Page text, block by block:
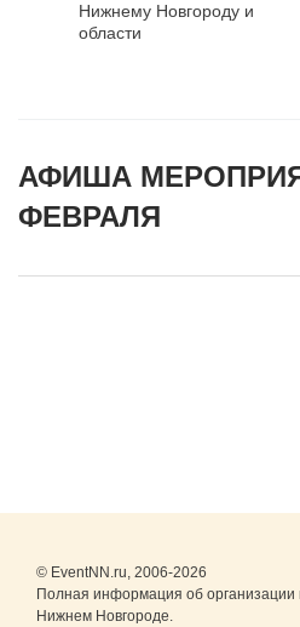
Нижнему Новгороду и
области
АФИША
ФЕВРАЛЯ
© EventNN.ru, 2006-2026
Полная информация об
Нижнем Новгороде.